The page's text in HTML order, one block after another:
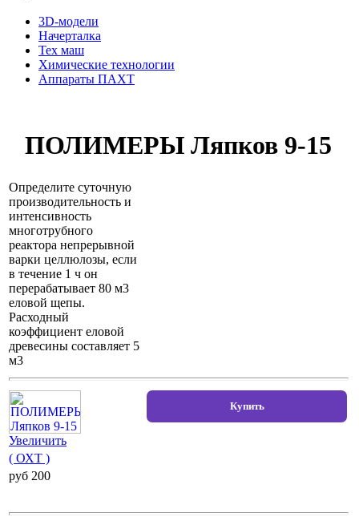
3D-модели
Начерталка
Тех маш
Химические технологии
Аппараты ПАХТ
ПОЛИМЕРЫ Ляпков 9-15
Определите суточную
производительность и
интенсивность
многотрубного
реактора непрерывной
варки целлюлозы, если
в течение 1 ч он
перерабатывает 80 м3
еловой щепы.
Расходный
коэффициент еловой
древесины составляет 5
м3
Увеличить
( ОХТ )
pуб 200